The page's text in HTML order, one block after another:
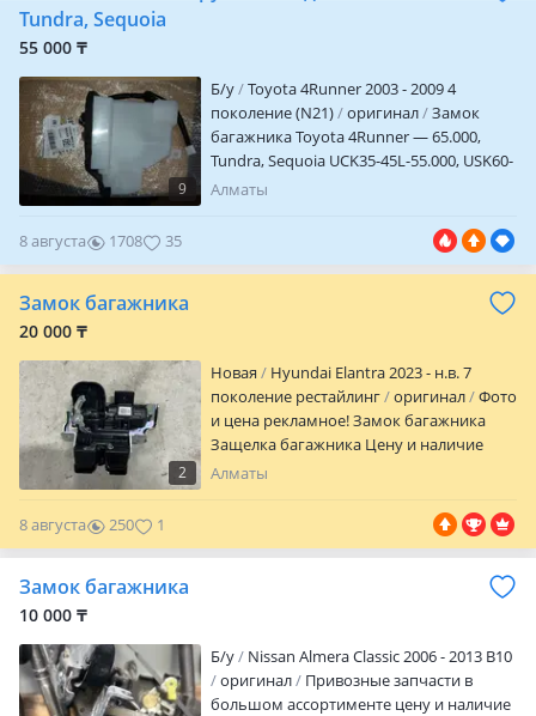
Tundra, Sequoia
55 000 ₸
9
Б/y
Toyota 4Runner 2003 - 2009 4
поколение (N21)
оригинал
Замок
багажника Toyota 4Runner — 65.000,
Tundra, Sequoia UCK35-45L-55.000, USK60-
65L-95.000. Ручка крышки багажника,
США. Комплектацию, стоимость
Алматы
8 августа 1708 35
Замок багажника
20 000 ₸
2
Новая
Hyundai Elantra 2023 - н.в. 7
поколение рестайлинг
оригинал
Фото
и цена рекламное! Замок багажника
Защелка багажника Цену и наличие
уточняйте по телефону — Оригинал —
на Kia/Hyundai — ОРИГИНАЛ —
ДУБЛИКАТ Пишите ВИН код модель и
название или фото запчасти! Чего нет в
Алматы
8 августа 250 1
Замок багажника
10 000 ₸
Б/y
Nissan Almera Classic 2006 - 2013 B10
оригинал
Привозные запчасти в
большом ассортименте цену и наличие